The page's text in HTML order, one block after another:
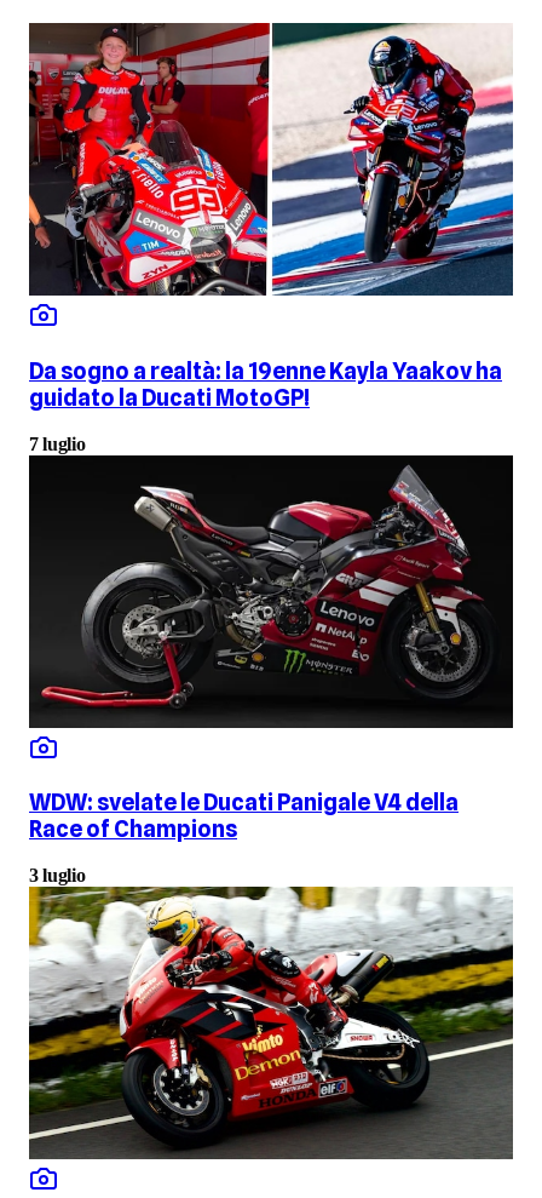
Da sogno a realtà: la 19enne Kayla Yaakov ha
guidato la Ducati MotoGP!
7 luglio
WDW: svelate le Ducati Panigale V4 della
Race of Champions
3 luglio